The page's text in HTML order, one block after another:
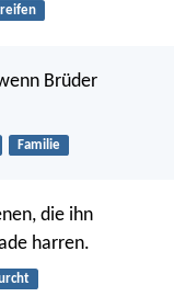
Brüder
Familie
die ihn
harren.